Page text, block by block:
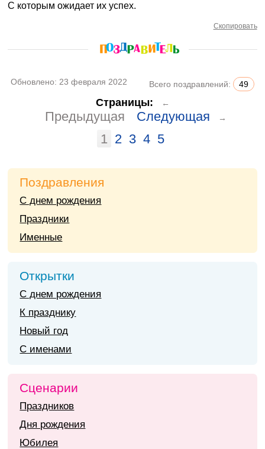
С которым ожидает их успех.
Скопировать
Обновлено: 23 февраля 2022 Всего поздравлений: 49
Страницы: ←
Предыдущая Следующая →
1 2 3 4 5
Поздравления
С днем рождения
Праздники
Именные
Открытки
С днем рождения
К празднику
Новый год
С именами
Сценарии
Праздников
Дня рождения
Юбилея